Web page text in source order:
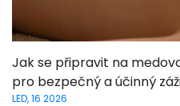
Jak se připravit na
pro bezpečný a účinný
LED, 16 2026